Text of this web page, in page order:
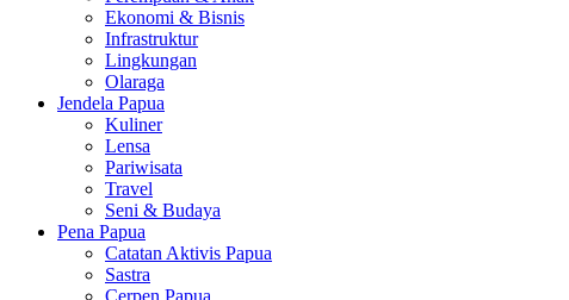
Ekonomi & Bisnis
Infrastruktur
Lingkungan
Olaraga
Jendela Papua
Kuliner
Lensa
Pariwisata
Travel
Seni & Budaya
Pena Papua
Catatan Aktivis Papua
Sastra
Cerpen Papua